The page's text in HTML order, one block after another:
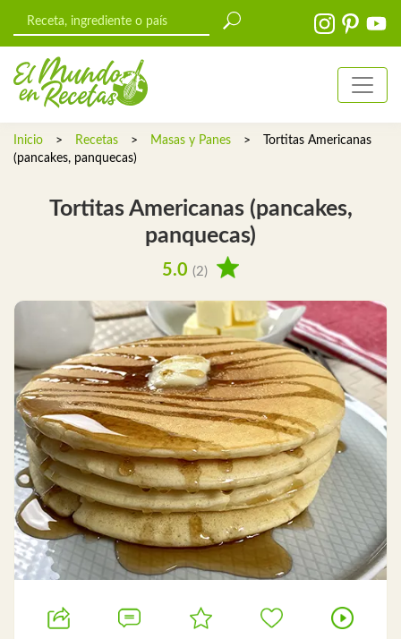
Inicio > Recetas > Masas y Panes >
Tortitas Americanas
(pancakes, panquecas)
Tortitas Americanas (pancakes,
panquecas)
5.0 (2)